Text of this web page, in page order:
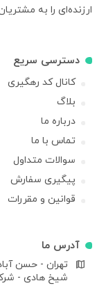
ارزنده‌ای را به
دسترسی سریع
کانال کد رهگیری
بلاگ
درباره ما
تماس با ما
سوالات متداول
پیگیری سفارش
قوانین و مقررات
آدرس ما
تهران - حسن
شیخ هادی -